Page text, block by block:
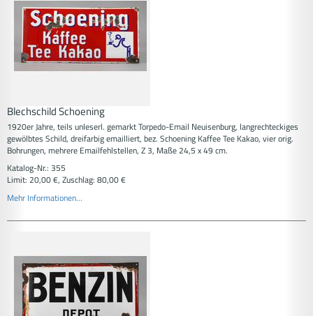
Blechschild Schoening
1920er Jahre, teils unleserl. gemarkt Torpedo-Email Neuisenburg, langrechteckiges
gewölbtes Schild, dreifarbig emailliert, bez. Schoening Kaffee Tee Kakao, vier orig.
Bohrungen, mehrere Emailfehlstellen, Z 3, Maße 24,5 x 49 cm.
Katalog-Nr.: 355
Limit: 20,00 €, Zuschlag: 80,00 €
Mehr Informationen...